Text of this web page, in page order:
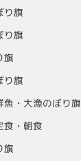
り旗
り旗
旗
り旗
魚・大漁のぼり旗
食・朝食
旗